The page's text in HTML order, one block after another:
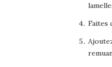
Faites